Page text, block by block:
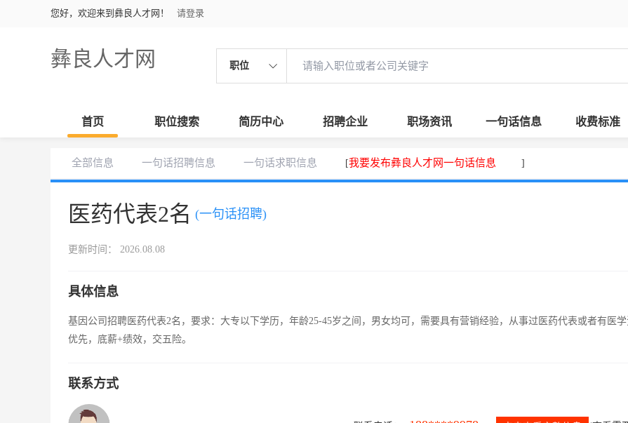
您好，欢迎来到彝良人才网！ 请登录
彝良人才网 职位
首页 职位搜索 简历中心 招聘企业 职场资讯 一句话信息 收费标准
全部信息 一句话招聘信息 一句话求职信息 [我要发布彝良人才网一句话信息 ]
医药代表2名 (一句话招聘)
更新时间： 2026.08.08
具体信息
基因公司招聘医药代表2名，要求：大专以下学历，年龄25-45岁之间，男女均可，需要具有营销经验，从事过医药代表或者有医
优先，底薪+绩效，交五险。
联系方式